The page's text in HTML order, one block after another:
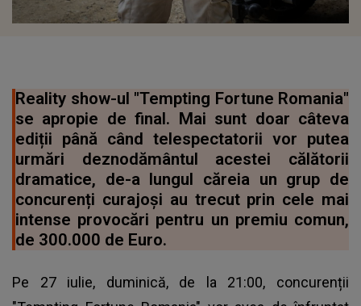
Reality show-ul "Tempting Fortune Romania"
se apropie de final. Mai sunt doar câteva
ediții până când telespectatorii vor putea
urmări deznodământul acestei călătorii
dramatice, de-a lungul căreia un grup de
concurenți curajoși au trecut prin cele mai
intense provocări pentru un premiu comun,
de 300.000 de Euro.
Pe 27 iulie, duminică, de la 21:00, concurenții